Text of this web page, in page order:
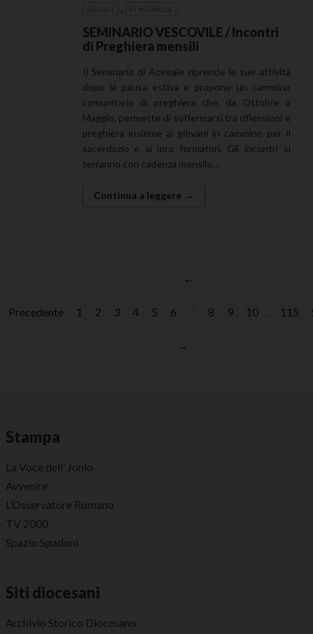
SEMINARIO VESCOVILE / Incontri
di Preghiera mensili
Il Seminario di Acireale riprende le sue attività
dopo la pausa estiva e propone un cammino
comunitario di preghiera che, da Ottobre a
Maggio, permette di soffermarsi tra riflessioni e
preghiera insieme ai giovani in cammino per il
sacerdozio e ai loro formatori. Gli incontri si
terranno con cadenza mensile…
Continua a leggere →
←
Precedente 1 2 3 4 5 6 8 9 10 115
→
Stampa
La Voce dell’ Jonio
Avvenire
L’Osservatore Romano
TV 2000
Spazio Spadoni
Siti diocesani
Archivio Storico Diocesano